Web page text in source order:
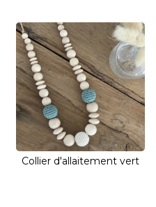
Collier d'allaitement vert